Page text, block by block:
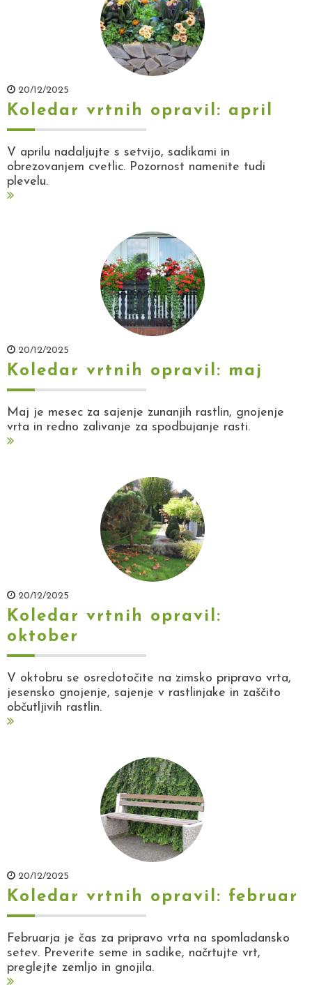
20/12/2025
Koledar vrtnih opravil: april
V aprilu nadaljujte s setvijo, sadikami in
obrezovanjem cvetlic. Pozornost namenite tudi
plevelu.
20/12/2025
Koledar vrtnih opravil: maj
Maj je mesec za sajenje zunanjih rastlin, gnojenje
vrta in redno zalivanje za spodbujanje rasti.
20/12/2025
Koledar vrtnih opravil:
oktober
V oktobru se osredotočite na zimsko pripravo vrta,
jesensko gnojenje, sajenje v rastlinjake in zaščito
občutljivih rastlin.
20/12/2025
Koledar vrtnih opravil: februar
Februarja je čas za pripravo vrta na spomladansko
setev. Preverite seme in sadike, načrtujte vrt,
preglejte zemljo in gnojila.